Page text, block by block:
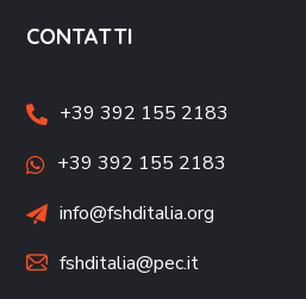
CONTATTI
+39 392 155 2183
+39 392 155 2183
info@fshditalia.org
fshditalia@pec.it